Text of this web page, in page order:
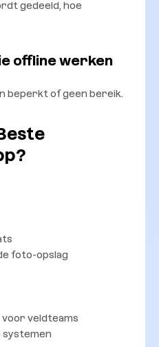
gedeeld, hoe
offline werken
beperkt of geen bereik.
foto-opslag
veldteams